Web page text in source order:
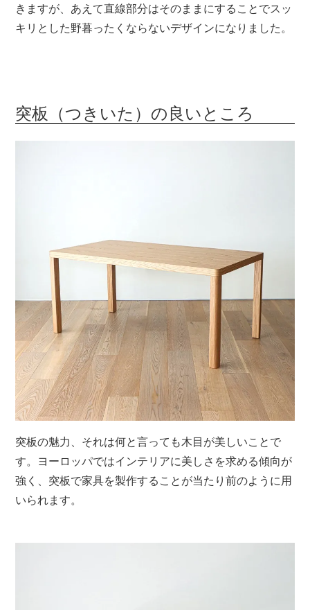
きますが、あえて直線部分はそのままにすることでスッ
キリとした野暮ったくならないデザインになりました。
突板（つきいた）の良いところ
突板の魅力、それは何と言っても木目が美しいことで
す。ヨーロッパではインテリアに美しさを求める傾向が
強く、突板で家具を製作することが当たり前のように用
いられます。